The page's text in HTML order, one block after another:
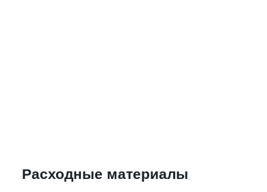
Расходные материалы